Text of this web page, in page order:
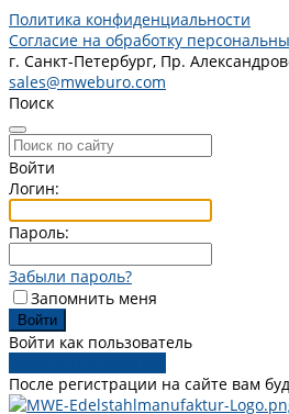
Политика конфиденциальности
Согласие на обработку
г. Санкт-Петербург, Пр.
sales@mweburo.com
Поиск
Войти
Логин:
Пароль:
Забыли пароль?
Запомнить меня
Войти как пользователь
После регистрации на сайте вам